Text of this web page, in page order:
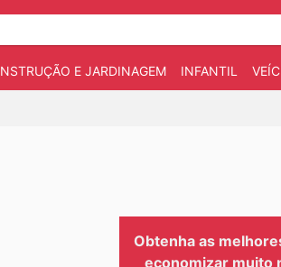
E JARDINAGEM INFANTIL
Obtenha as
economizar muito